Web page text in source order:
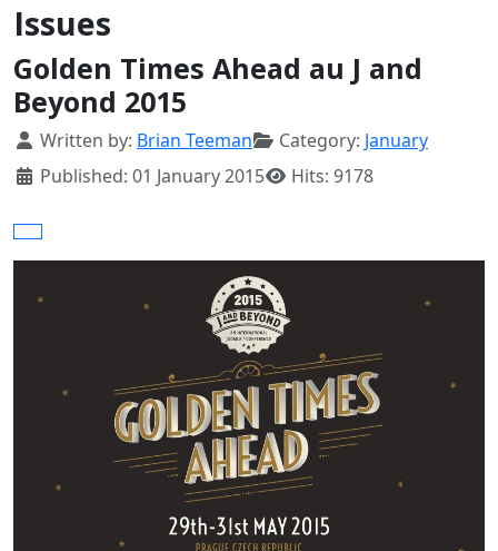
Issues
Golden Times Ahead au J and
Beyond 2015
Details
Written by: Brian Teeman Category: January
Published: 01 January 2015
Hits: 9178